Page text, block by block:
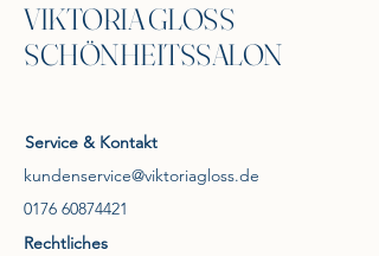
VIKTORIA GLOSS
SCHÖNHEITSSALON
Service & Kontakt
kundenservice@viktoriagloss.de
0176 60874421
Rechtliches